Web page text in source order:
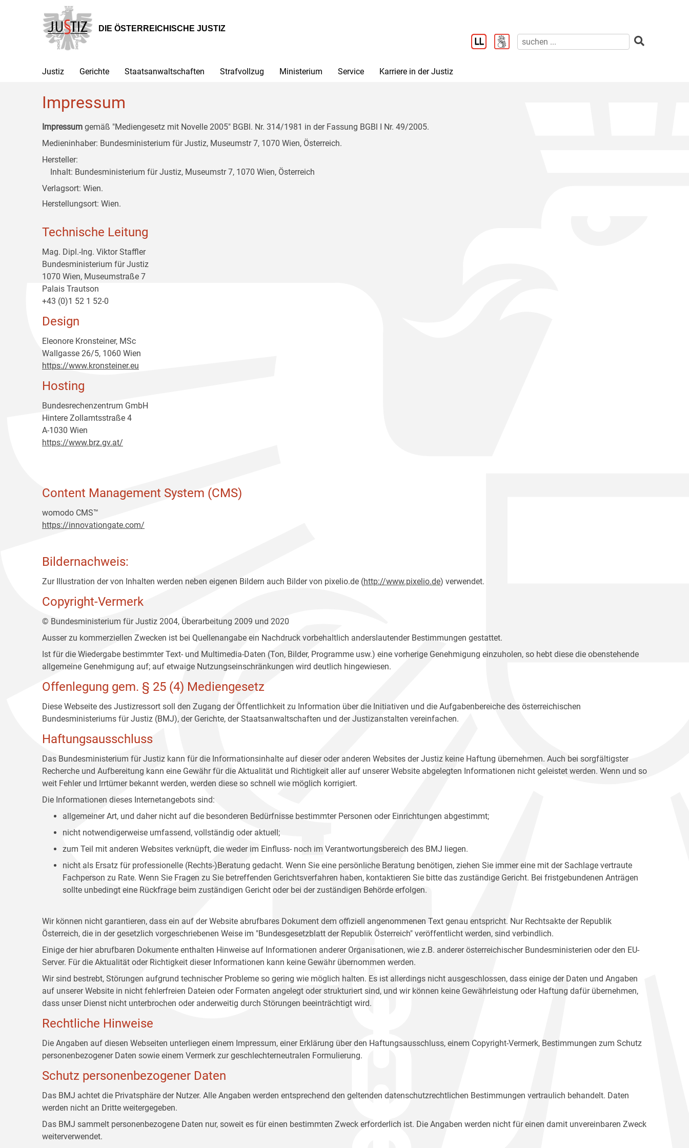
Hauptnavigation
[1]
Inhalt
[2]
Untermenü
[3]
DIE ÖSTERREICHISCHE JUSTIZ
Justiz Gerichte Staatsanwaltschaften Strafvollzug Ministerium Service Karriere in der Justiz
Impressum
Impressum gemäß "Mediengesetz mit Novelle 2005" BGBl. Nr. 314/1981 in der Fassung BGBl I Nr. 49/2005.
Medieninhaber: Bundesministerium für Justiz, Museumstr 7, 1070 Wien, Österreich.
Hersteller:
Inhalt: Bundesministerium für Justiz, Museumstr 7, 1070 Wien, Österreich
Verlagsort: Wien.
Herstellungsort: Wien.
Technische Leitung
Mag. Dipl.-Ing. Viktor Staffler
Bundesministerium für Justiz
1070 Wien, Museumstraße 7
Palais Trautson
+43 (0)1 52 1 52-0
Design
Eleonore Kronsteiner, MSc
Wallgasse 26/5, 1060 Wien
https://www.kronsteiner.eu
Hosting
Bundesrechenzentrum GmbH
Hintere Zollamtsstraße 4
A-1030 Wien
https://www.brz.gv.at/
Content Management System (CMS)
womodo CMS™
https://innovationgate.com/
Bildernachweis:
Zur Illustration der von Inhalten werden neben eigenen Bildern auch Bilder von pixelio.de (http://www.pixelio.de) verwendet.
Copyright-Vermerk
© Bundesministerium für Justiz 2004, Überarbeitung 2009 und 2020
Ausser zu kommerziellen Zwecken ist bei Quellenangabe ein Nachdruck vorbehaltlich anderslautender Bestimmungen gestattet.
Ist für die Wiedergabe bestimmter Text- und Multimedia-Daten (Ton, Bilder, Programme usw.) eine vorherige Genehmigung einzuholen, so hebt diese die obenstehende
allgemeine Genehmigung auf; auf etwaige Nutzungseinschränkungen wird deutlich hingewiesen.
Offenlegung gem. § 25 (4) Mediengesetz
Diese Webseite des Justizressort soll den Zugang der Öffentlichkeit zu Information über die Initiativen und die Aufgabenbereiche des österreichischen
Bundesministeriums für Justiz (BMJ), der Gerichte, der Staatsanwaltschaften und der Justizanstalten vereinfachen.
Haftungsausschluss
Das Bundesministerium für Justiz kann für die Informationsinhalte auf dieser oder anderen Websites der Justiz keine Haftung übernehmen. Auch bei sorgfältigster
Recherche und Aufbereitung kann eine Gewähr für die Aktualität und Richtigkeit aller auf unserer Website abgelegten Informationen nicht geleistet werden. Wenn und so
weit Fehler und Irrtümer bekannt werden, werden diese so schnell wie möglich korrigiert.
Die Informationen dieses Internetangebots sind:
allgemeiner Art, und daher nicht auf die besonderen Bedürfnisse bestimmter Personen oder Einrichtungen abgestimmt;
nicht notwendigerweise umfassend, vollständig oder aktuell;
zum Teil mit anderen Websites verknüpft, die weder im Einfluss- noch im Verantwortungsbereich des BMJ liegen.
nicht als Ersatz für professionelle (Rechts-)Beratung gedacht. Wenn Sie eine persönliche Beratung benötigen, ziehen Sie immer eine mit der Sachlage vertraute
Fachperson zu Rate. Wenn Sie Fragen zu Sie betreffenden Gerichtsverfahren haben, kontaktieren Sie bitte das zuständige Gericht. Bei fristgebundenen Anträgen
sollte unbedingt eine Rückfrage beim zuständigen Gericht oder bei der zuständigen Behörde erfolgen.
Wir können nicht garantieren, dass ein auf der Website abrufbares Dokument dem offiziell angenommenen Text genau entspricht. Nur Rechtsakte der Republik
Österreich, die in der gesetzlich vorgeschriebenen Weise im "Bundesgesetzblatt der Republik Österreich" veröffentlicht werden, sind verbindlich.
Einige der hier abrufbaren Dokumente enthalten Hinweise auf Informationen anderer Organisationen, wie z.B. anderer österreichischer Bundesministerien oder den EU-
Server. Für die Aktualität oder Richtigkeit dieser Informationen kann keine Gewähr übernommen werden.
Wir sind bestrebt, Störungen aufgrund technischer Probleme so gering wie möglich halten. Es ist allerdings nicht ausgeschlossen, dass einige der Daten und Angaben
auf unserer Website in nicht fehlerfreien Dateien oder Formaten angelegt oder strukturiert sind, und wir können keine Gewährleistung oder Haftung dafür übernehmen,
dass unser Dienst nicht unterbrochen oder anderweitig durch Störungen beeinträchtigt wird.
Rechtliche Hinweise
Die Angaben auf diesen Webseiten unterliegen einem Impressum, einer Erklärung über den Haftungsausschluss, einem Copyright-Vermerk, Bestimmungen zum Schutz
personenbezogener Daten sowie einem Vermerk zur geschlechterneutralen Formulierung.
Schutz personenbezogener Daten
Das BMJ achtet die Privatsphäre der Nutzer. Alle Angaben werden entsprechend den geltenden datenschutzrechtlichen Bestimmungen vertraulich behandelt. Daten
werden nicht an Dritte weitergegeben.
Das BMJ sammelt personenbezogene Daten nur, soweit es für einen bestimmten Zweck erforderlich ist. Die Angaben werden nicht für einen damit unvereinbaren Zweck
weiterverwendet.